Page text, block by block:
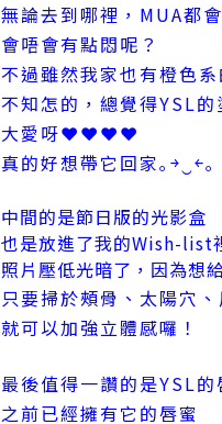
無論去到哪裡，MUA都
會唔會有點悶呢？
不過雖然我家也有橙色
不知怎的，總覺得YSL
大愛呀❤❤❤❤
真的好想帶它回家｡￫‿￩｡
中間的是節日版的光影盒
也是放進了我的Wish-
照片壓低光暗了，因為想
只要掃於頰骨、太陽穴
就可以加強立體感囉！
最後值得一讚的是YSL的
之前已經擁有它的唇蜜